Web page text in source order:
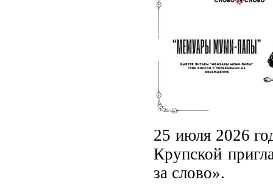
25 июля 2026
Крупской
за слово».